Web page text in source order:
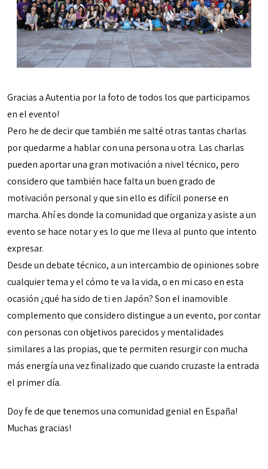
Gracias a Autentia por la foto de todos los que participamos
en el evento!
Pero he de decir que también me salté otras tantas charlas
por quedarme a hablar con una persona u otra. Las charlas
pueden aportar una gran motivación a nivel técnico, pero
considero que también hace falta un buen grado de
motivación personal y que sin ello es difícil ponerse en
marcha. Ahí es donde la comunidad que organiza y asiste a un
evento se hace notar y es lo que me lleva al punto que intento
expresar.
Desde un debate técnico, a un intercambio de opiniones sobre
cualquier tema y el cómo te va la vida, o en mi caso en esta
ocasión ¿qué ha sido de ti en Japón? Son el inamovible
complemento que considero distingue a un evento, por contar
con personas con objetivos parecidos y mentalidades
similares a las propias, que te permiten resurgir con mucha
más energía una vez finalizado que cuando cruzaste la entrada
el primer día.
Doy fe de que tenemos una comunidad genial en España!
Muchas gracias!